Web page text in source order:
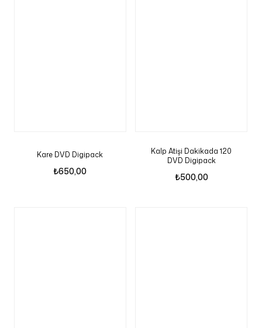
Kare DVD Digipack
₺650,00
Kalp Atişi Dakikada 120
DVD Digipack
₺500,00